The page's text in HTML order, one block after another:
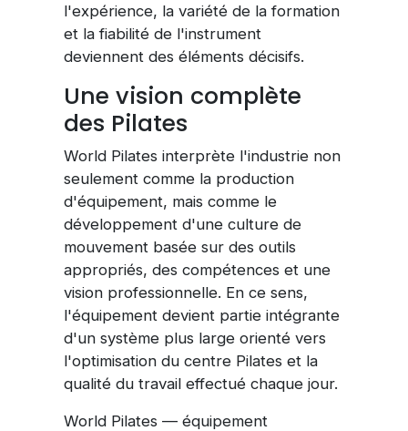
l'expérience, la variété de la formation
et la fiabilité de l'instrument
deviennent des éléments décisifs.
Une vision complète
des Pilates
World Pilates interprète l'industrie non
seulement comme la production
d'équipement, mais comme le
développement d'une culture de
mouvement basée sur des outils
appropriés, des compétences et une
vision professionnelle. En ce sens,
l'équipement devient partie intégrante
d'un système plus large orienté vers
l'optimisation du centre Pilates et la
qualité du travail effectué chaque jour.
World Pilates — équipement